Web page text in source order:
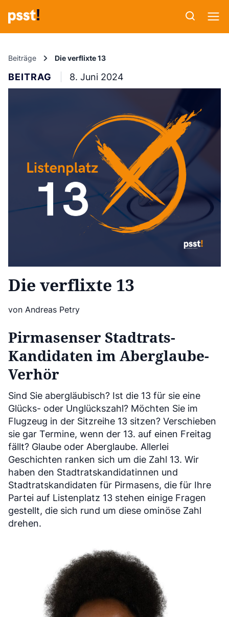
Beiträge Die verflixte 13
BEITRAG 8. Juni 2024
Die verflixte 13
von Andreas Petry
Pirmasenser Stadtrats-
Kandidaten im Aberglaube-
Verhör
Sind Sie abergläubisch? Ist die 13 für sie eine
Glücks- oder Unglückszahl? Möchten Sie im
Flugzeug in der Sitzreihe 13 sitzen? Verschieben
sie gar Termine, wenn der 13. auf einen Freitag
fällt? Glaube oder Aberglaube. Allerlei
Geschichten ranken sich um die Zahl 13. Wir
haben den Stadtratskandidatinnen und
Stadtratskandidaten für Pirmasens, die für Ihre
Partei auf Listenplatz 13 stehen einige Fragen
gestellt, die sich rund um diese ominöse Zahl
drehen.